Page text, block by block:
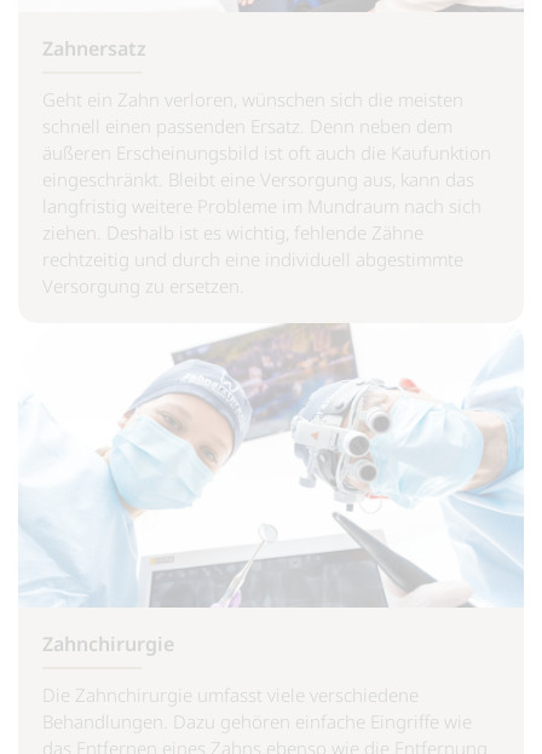
Zahnersatz
Geht ein Zahn verloren, wünschen sich die meisten
schnell einen passenden Ersatz. Denn neben dem
äußeren Erscheinungsbild ist oft auch die Kaufunktion
eingeschränkt. Bleibt eine Versorgung aus, kann das
langfristig weitere Probleme im Mundraum nach sich
ziehen. Deshalb ist es wichtig, fehlende Zähne
rechtzeitig und durch eine individuell abgestimmte
Versorgung zu ersetzen.
Zahnchirurgie
Die Zahnchirurgie umfasst viele verschiedene
Behandlungen. Dazu gehören einfache Eingriffe wie
das Entfernen eines Zahns ebenso wie die Entfernung